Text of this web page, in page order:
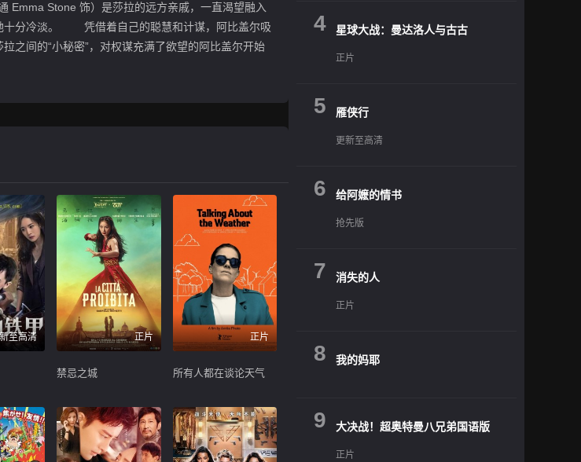
Emma Stone 饰）是莎拉的远方亲戚，一直渴望融入
十分冷淡。 凭借着自己的聪慧和计谋，阿比盖尔吸
之间的“小秘密”，对权谋充满了欲望的阿比盖尔开始
至高清 正片
禁忌之城
正片
所有人都在谈论天气
4 星球大战：曼达洛人与古古
正片
5 雁侠行
更新至高清
6 给阿嬷的情书
抢先版
7 消失的人
正片
8 我的妈耶
9 大决战！超奥特曼八兄弟国语版
正片